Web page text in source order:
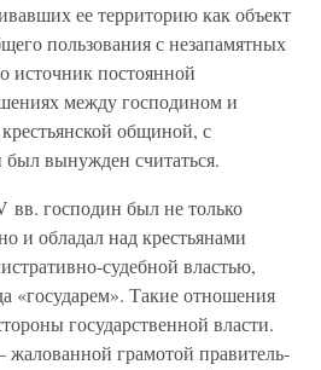
ее территорию как объект
пользования с незапамятных
источник постоянной
между господином и
общиной, с
был вынужден считаться.
господин был не только
и обладал над крестьянами
судебной властью,
«государем». Такие отношения
государственной власти.
грамотой правитель-